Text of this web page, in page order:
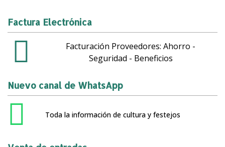
Factura Electrónica
Facturación Proveedores: Ahorro -
Seguridad - Beneficios
Nuevo canal de WhatsApp
Toda la información de cultura y festejos